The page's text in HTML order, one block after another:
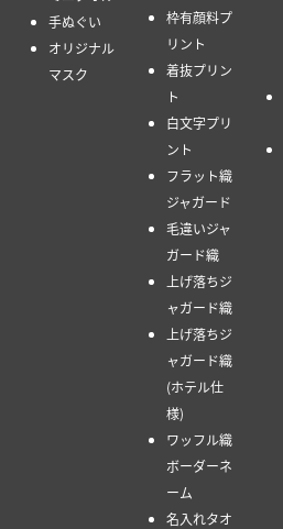
手ぬぐい
オリジナル
マスク
枠有顔料プ
リント
着抜プリン
ト
白文字プリ
ント
フラット織
ジャガード
毛違いジャ
ガード織
上げ落ちジ
ャガード織
上げ落ちジ
ャガード織
(ホテル仕
様)
ワッフル織
ボーダーネ
ーム
名入れタオ